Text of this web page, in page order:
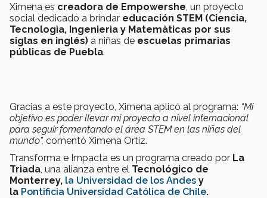
Ximena es creadora de Empowershe , un proyecto
social dedicado a brindar educación STEM (Ciencia,
Tecnologìa, Ingenierìa y Matemàticas por sus
siglas en inglés) a niñas de escuelas primarias
públicas de Puebla.
Gracias a este proyecto, Ximena aplicó al programa: “Mi
objetivo es poder llevar mi proyecto a nivel internacional
para seguir fomentando el área STEM en las niñas del
mundo”, comentó Ximena Ortiz.
Transforma e Impacta es un programa creado por La
Trìada , una alianza entre el Tecnológico de
Monterrey, la Universidad de los Andes y
la Pontificia Universidad Católica de Chile.